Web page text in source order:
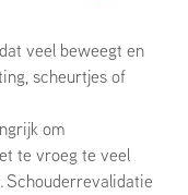
veel beweegt en
scheurtjes of
om
te vroeg te veel
Schouderrevalidatie